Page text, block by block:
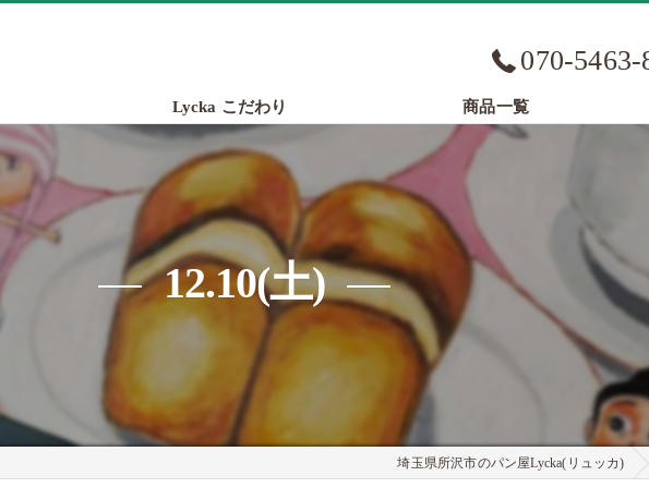
070-5463-
Lycka こだわり 商品一覧
12.10(土)
埼玉県所沢市のパン屋Lycka(リュッカ)